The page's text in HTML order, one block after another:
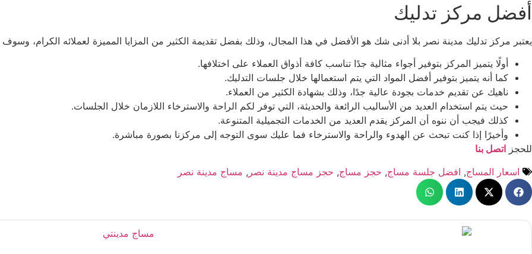
أفضل مركز تدليك
يعتبر مركز تدليك مدينة نصر بلا أدنى شك هو الأفضل في هذا المجال، وذلك بفضل تقديمة الكثير من المزايا المميزة لعملائه الكرام،
أولًا يتميز المركز بتوفير أجواء مثالية جدًا تناسب كافة أذواق العملاء على اختلافها.
كما أنه يتميز بتوفير أفضل المواد التي يتم استعمالها خلال جلسات التدليك.
ناهيك عن تقديم خدمات بجودة عالية جدًا، وذلك بشهادة الكثير من العملاء.
حيث يتم استخدام العديد من الأساليب الرائعة والحديثة، التي توفر لكم الراحة والاسترخاء اللازمان خلال الجلسات.
كذلك فيجب أن ننوه أن المركز يقدم العديد من الخدمات التجميلية المتنوعة.
وأخيرًا إذا كنت تبحث عن الهدوء والراحة والاسترخاء فما عليك سوى التوجه إلى مركزنا بصورة مباشرة.
للحجز اتصل بنا
اسعار المساج, افضل جلسة مساج, حجز مساج, حجز مساج مدينة نصر , مساج مدينة نصر